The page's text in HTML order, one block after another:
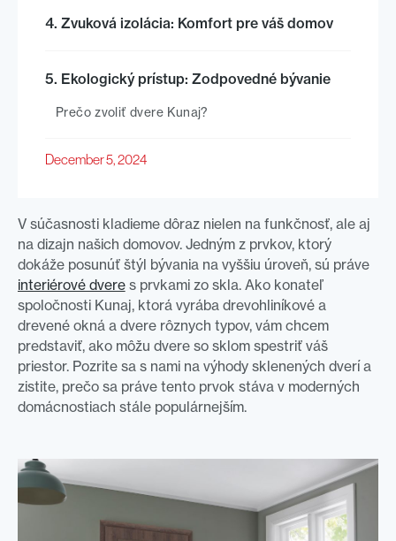
4. Zvuková izolácia: Komfort pre váš domov
5. Ekologický prístup: Zodpovedné bývanie
Prečo zvoliť dvere Kunaj?
December 5, 2024
V súčasnosti kladieme dôraz nielen na funkčnosť, ale aj
na dizajn našich domovov. Jedným z prvkov, ktorý
dokáže posunúť štýl bývania na vyššiu úroveň, sú práve
interiérové dveres prvkami zo skla. Ako konateľ
spoločnosti Kunaj, ktorá vyrába drevohliníkové a
drevené okná a dvere rôznych typov, vám chcem
predstaviť, ako môžu dvere so sklom spestriť váš
priestor. Pozrite sa s nami na výhody sklenených dverí a
zistite, prečo sa práve tento prvok stáva v moderných
domácnostiach stále populárnejším.